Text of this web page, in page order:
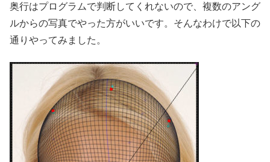
奥行はプログラムで判断してくれないので、複数のアング
ルからの写真でやった方がいいです。そんなわけで以下の
通りやってみました。